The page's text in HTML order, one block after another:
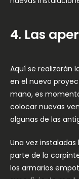
4. Las
Aquí se realizarán
en el nuevo
mano, es
colocar nuevas
algunas de las
Una vez
parte de la
los armarios